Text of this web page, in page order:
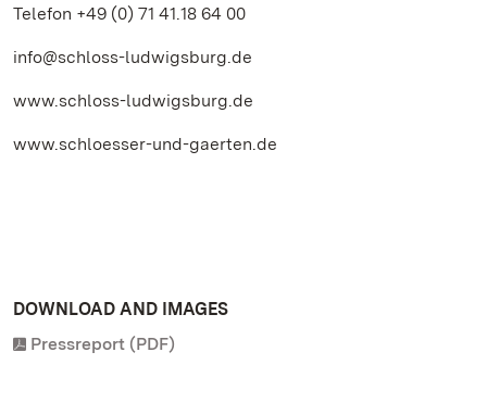
Telefon +49 (0) 71 41.18 64 00
info@schloss-ludwigsburg.de
www.schloss-ludwigsburg.de
www.schloesser-und-gaerten.de
DOWNLOAD AND IMAGES
Pressreport (PDF)